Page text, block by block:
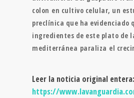
colon en cultivo celular, un
preclínica que ha evidenciado
ingredientes de este plato de
mediterránea paraliza el
Leer la noticia original entera:
https://